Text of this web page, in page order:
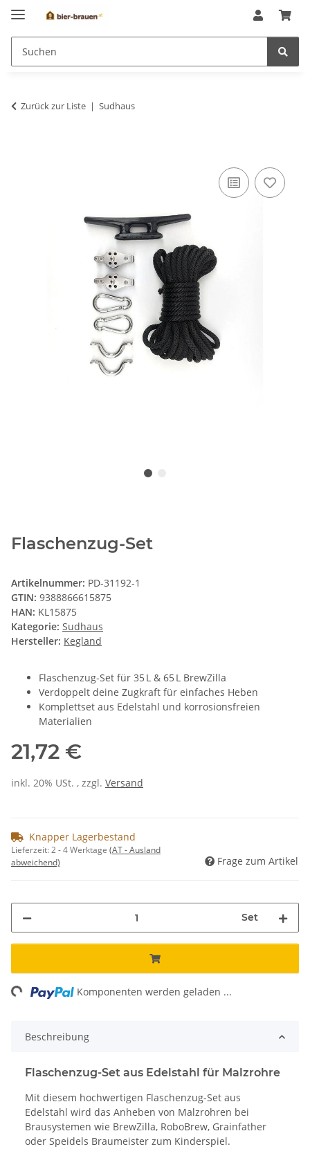
Zurück zur Liste Sudhaus
Flaschenzug-Set
Artikelnummer: PD-31192-1
GTIN: 9388866615875
HAN: KL15875
Kategorie: Sudhaus
Hersteller: Kegland
Flaschenzug-Set für 35 L & 65 L BrewZilla
Verdoppelt deine Zugkraft für einfaches Heben
Komplettset aus Edelstahl und korrosionsfreien
Materialien
21,72 €
inkl. 20% USt. , zzgl. Versand
Knapper Lagerbestand
Lieferzeit:2 - 4 Werktage (AT - Ausland
abweichend)
Frage zum Artikel
Set
Komponenten werden geladen ...
Beschreibung
Flaschenzug-Set aus Edelstahl für Malzrohre
Mit diesem hochwertigen Flaschenzug-Set aus
Edelstahl wird das Anheben von Malzrohren bei
Brausystemen wie BrewZilla, RoboBrew, Grainfather
oder Speidels Braumeister zum Kinderspiel.